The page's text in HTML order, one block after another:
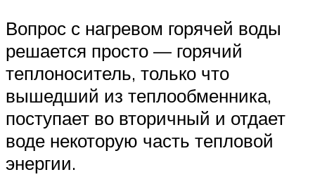
Вопрос с нагревом горячей воды
решается просто — горячий
теплоноситель, только что
вышедший из теплообменника,
поступает во вторичный и отдает
воде некоторую часть тепловой
энергии.